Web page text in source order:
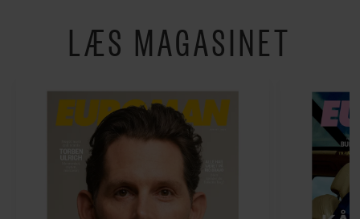
LÆS MAGASINET